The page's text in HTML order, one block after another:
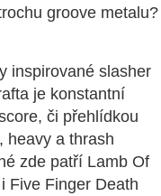
groove metalu?
inspirované slasher
je konstantní
či přehlídkou
heavy a thrash
zde patří Lamb Of
Five Finger Death